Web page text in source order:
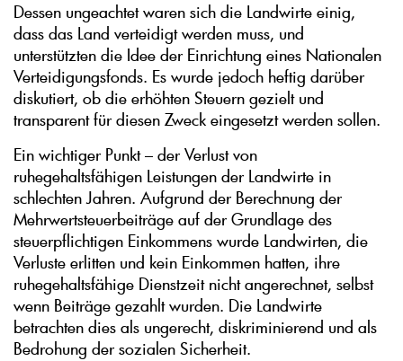
Dessen ungeachtet waren sich die Landwirte einig,
dass das Land verteidigt werden muss, und
unterstützten die Idee der Einrichtung eines Nationalen
Verteidigungsfonds. Es wurde jedoch heftig darüber
diskutiert, ob die erhöhten Steuern gezielt und
transparent für diesen Zweck eingesetzt werden sollen.
Ein wichtiger Punkt – der Verlust von
ruhegehaltsfähigen Leistungen der Landwirte in
schlechten Jahren. Aufgrund der Berechnung der
Mehrwertsteuerbeiträge auf der Grundlage des
steuerpflichtigen Einkommens wurde Landwirten, die
Verluste erlitten und kein Einkommen hatten, ihre
ruhegehaltsfähige Dienstzeit nicht angerechnet, selbst
wenn Beiträge gezahlt wurden. Die Landwirte
betrachten dies als ungerecht, diskriminierend und als
Bedrohung der sozialen Sicherheit.